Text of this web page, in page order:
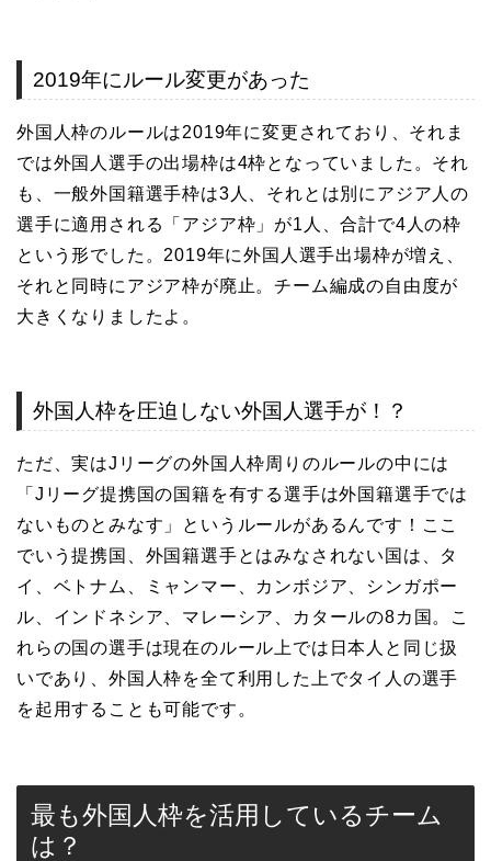
2019年にルール変更があった
外国人枠のルールは2019年に変更されており、それま
では外国人選手の出場枠は4枠となっていました。それ
も、一般外国籍選手枠は3人、それとは別にアジア人の
選手に適用される「アジア枠」が1人、合計で4人の枠
という形でした。2019年に外国人選手出場枠が増え、
それと同時にアジア枠が廃止。チーム編成の自由度が
大きくなりましたよ。
外国人枠を圧迫しない外国人選手が！？
ただ、実はJリーグの外国人枠周りのルールの中には
「Jリーグ提携国の国籍を有する選手は外国籍選手では
ないものとみなす」というルールがあるんです！ここ
でいう提携国、外国籍選手とはみなされない国は、タ
イ、ベトナム、ミャンマー、カンボジア、シンガポー
ル、インドネシア、マレーシア、カタールの8カ国。こ
れらの国の選手は現在のルール上では日本人と同じ扱
いであり、外国人枠を全て利用した上でタイ人の選手
を起用することも可能です。
最も外国人枠を活用しているチーム
は？